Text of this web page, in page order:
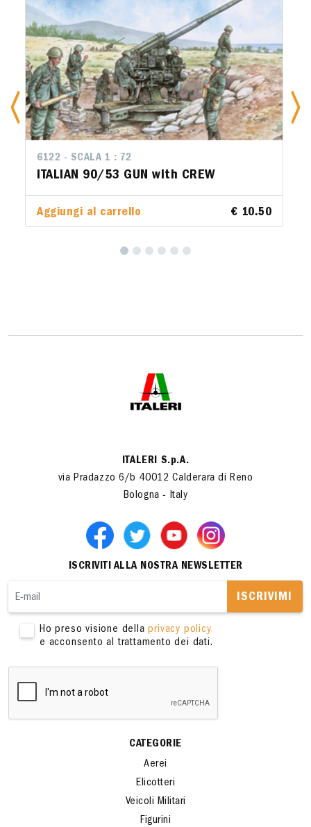
6122 - SCALA 1 : 72
ITALIAN 90/53 GUN with CREW
Aggiungi al carrello € 10.50
ITALERI S.p.A.
via Pradazzo 6/b 40012 Calderara di Reno
Bologna - Italy
ISCRIVITI ALLA NOSTRA NEWSLETTER
ISCRIVIMI
Ho preso visione dellaprivacy policy
e acconsento al trattamento dei dati.
CATEGORIE
Aerei
Elicotteri
Veicoli Militari
Figurini